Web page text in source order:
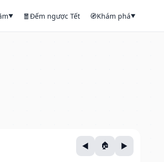
▼ 🧧Đếm ngược Tết 🧭Khám phá▼